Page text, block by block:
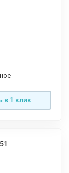
в 1 клик